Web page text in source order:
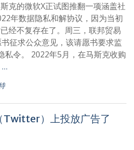
克的微软X正试图推翻一项涵盖社
年数据隐私和解协议，因为当初
经不复存在了。周三，联邦贸易
征求公众意见，该请愿书要求监
私令。 2022年5月，在马斯克收购
…
Twitter）上投放广告了